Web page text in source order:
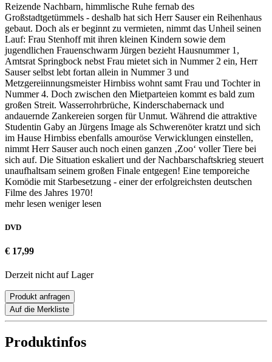
Reizende Nachbarn, himmlische Ruhe fernab des
Großstadtgetümmels - deshalb hat sich Herr Sauser ein Reihenhaus
gebaut. Doch als er beginnt zu vermieten, nimmt das Unheil seinen
Lauf: Frau Stenhoff mit ihren kleinen Kindern sowie dem
jugendlichen Frauenschwarm Jürgen bezieht Hausnummer 1,
Amtsrat Springbock nebst Frau mietet sich in Nummer 2 ein, Herr
Sauser selbst lebt fortan allein in Nummer 3 und
Metzgereiinnungsmeister Hirnbiss wohnt samt Frau und Tochter in
Nummer 4. Doch zwischen den Mietparteien kommt es bald zum
großen Streit. Wasserrohrbrüche, Kinderschabernack und
andauernde Zankereien sorgen für Unmut. Während die attraktive
Studentin Gaby an Jürgens Image als Schwerenöter kratzt und sich
im Hause Hirnbiss ebenfalls amouröse Verwicklungen einstellen,
nimmt Herr Sauser auch noch einen ganzen ‚Zoo‘ voller Tiere bei
sich auf. Die Situation eskaliert und der Nachbarschaftskrieg steuert
unaufhaltsam seinem großen Finale entgegen! Eine temporeiche
Komödie mit Starbesetzung - einer der erfolgreichsten deutschen
Filme des Jahres 1970!
mehr lesen weniger lesen
DVD
€ 17,99
Derzeit nicht auf Lager
Produkt anfragen
Auf die Merkliste
Produktinfos